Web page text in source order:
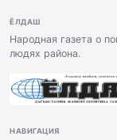
ЁЛДАШ
Народная газета о
людях района.
НАВИГАЦИЯ